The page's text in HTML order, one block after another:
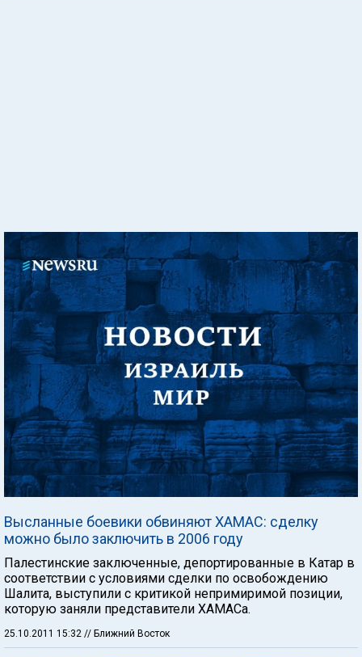
Высланные боевики обвиняют ХАМАС: сделку
можно было заключить в 2006 году
Палестинские заключенные, депортированные в Катар в
соответствии с условиями сделки по освобождению
Шалита, выступили с критикой непримиримой позиции,
которую заняли представители ХАМАСа.
25.10.2011 15:32 // Ближний Восток